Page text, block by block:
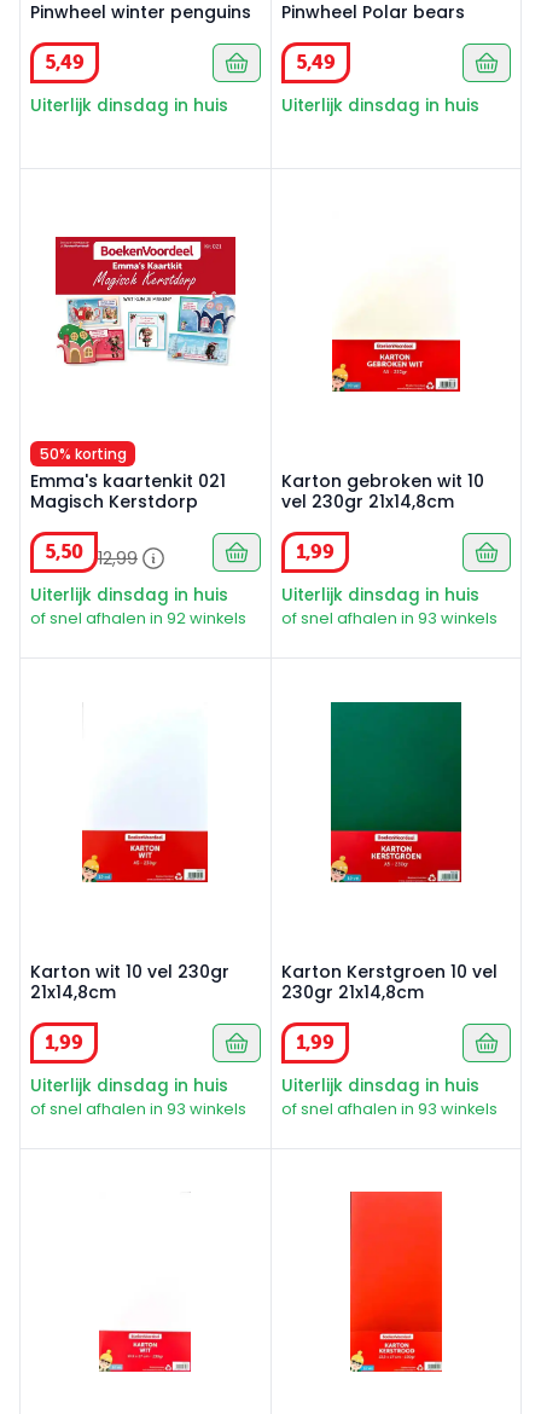
Pinwheel winter penguins
5,49
Uiterlijk dinsdag in huis
Pinwheel Polar bears
5,49
Uiterlijk dinsdag in huis
50% korting
Emma's kaartenkit 021
Magisch Kerstdorp
5,50 12,99
Uiterlijk dinsdag in huis
of snel afhalen in 92 winkels
Karton gebroken wit 10
vel 230gr 21x14,8cm
1,99
Uiterlijk dinsdag in huis
of snel afhalen in 93 winkels
Karton wit 10 vel 230gr
21x14,8cm
1,99
Uiterlijk dinsdag in huis
of snel afhalen in 93 winkels
Karton Kerstgroen 10 vel
230gr 21x14,8cm
1,99
Uiterlijk dinsdag in huis
of snel afhalen in 93 winkels